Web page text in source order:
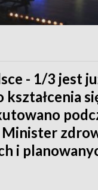
- 1/3 jest
kształcenia
i